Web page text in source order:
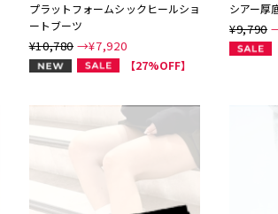
プラットフォームシックヒールショ
ートブーツ
¥10,780 →¥7,920
NEW 【27%OFF】
シアー厚
¥9,790